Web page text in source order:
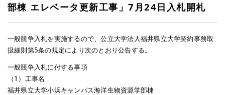
部棟 エレベータ更新工事」7月24日入札開札
一般競争入札を実施するので、公立大学法人福井県立大学契約事務取
扱細則第5条の規定により次のとおり公告する。
一般競争入札に付する事項
（1）工事名
福井県立大学小浜キャンパス海洋生物資源学部棟